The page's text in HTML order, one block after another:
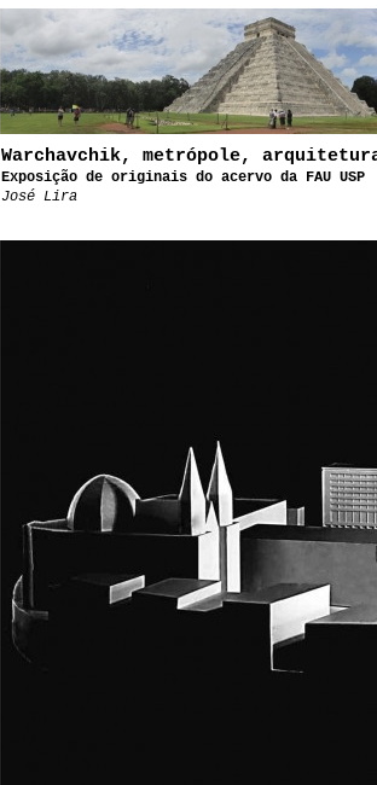
Warchavchik, metrópole,
Exposição de originais do acervo da FAU USP
José Lira